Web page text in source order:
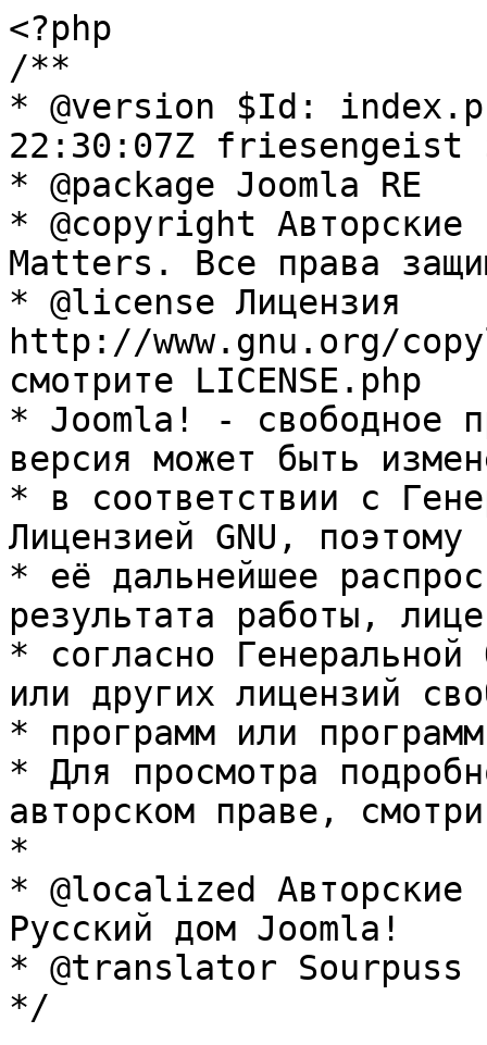
<?php
/**
* @version $Id:
22:30:07Z friesengeist
* @package Joomla RE
* @copyright Авторские
Matters. Все права
* @license Лицензия
http://www.gnu.org/
смотрите LICENSE.php
* Joomla! - свободное
версия может быть
* в соответствии с
Лицензией GNU, поэтому
* её дальнейшее
результата работы,
* согласно Генеральной
или других лицензий
* программ или
* Для просмотра
авторском праве,
*
* @localized Авторские
Русский дом Joomla!
* @translator Sourpuss
*/